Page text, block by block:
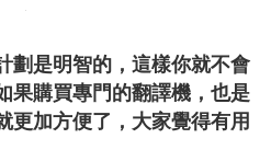
劃是明智的，這樣你就不會
果購買專門的翻譯機，也是
更加方便了，大家覺得有用